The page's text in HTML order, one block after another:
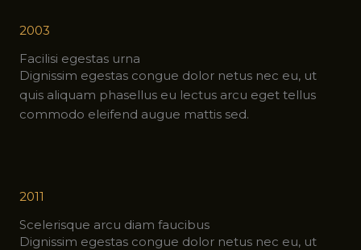
2003
Facilisi egestas urna
Dignissim egestas congue dolor netus nec eu, ut
quis aliquam phasellus eu lectus arcu eget tellus
commodo eleifend augue mattis sed.
2011
Scelerisque arcu diam faucibus
Dignissim egestas congue dolor netus nec eu, ut